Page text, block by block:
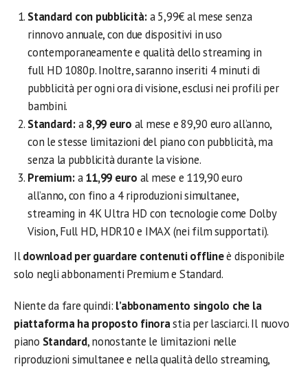
Standard con pubblicità:a 5,99€ al mese senza
rinnovo annuale, con due dispositivi in uso
contemporaneamente e qualità dello streaming in
full HD 1080p. Inoltre, saranno inseriti 4 minuti di
pubblicità per ogni ora di visione, esclusi nei profili per
bambini.
Standard:a8,99 euro al mese e 89,90 euro all’anno,
con le stesse limitazioni del piano con pubblicità, ma
senza la pubblicità durante la visione.
Premium:a11,99 euro al mese e 119,90 euro
all’anno, con fino a 4 riproduzioni simultanee,
streaming in 4K Ultra HD con tecnologie come Dolby
Vision, Full HD, HDR10 e IMAX (nei film supportati).
Ildownload per guardare contenuti offlineè disponibile
solo negli abbonamenti Premium e Standard.
Niente da fare quindi: l’abbonamento singolo che la
piattaforma ha proposto finorastia per lasciarci. Il nuovo
piano Standard, nonostante le limitazioni nelle
riproduzioni simultanee e nella qualità dello streaming,